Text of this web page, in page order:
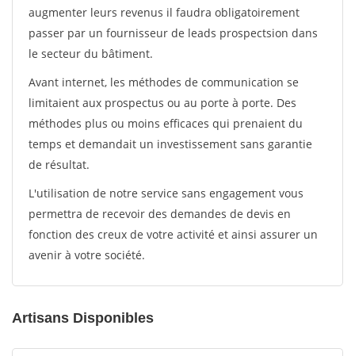
augmenter leurs revenus il faudra obligatoirement
passer par un fournisseur de leads prospectsion dans
le secteur du bâtiment.
Avant internet, les méthodes de communication se
limitaient aux prospectus ou au porte à porte. Des
méthodes plus ou moins efficaces qui prenaient du
temps et demandait un investissement sans garantie
de résultat.
L'utilisation de notre service sans engagement vous
permettra de recevoir des demandes de devis en
fonction des creux de votre activité et ainsi assurer un
avenir à votre société.
Artisans Disponibles